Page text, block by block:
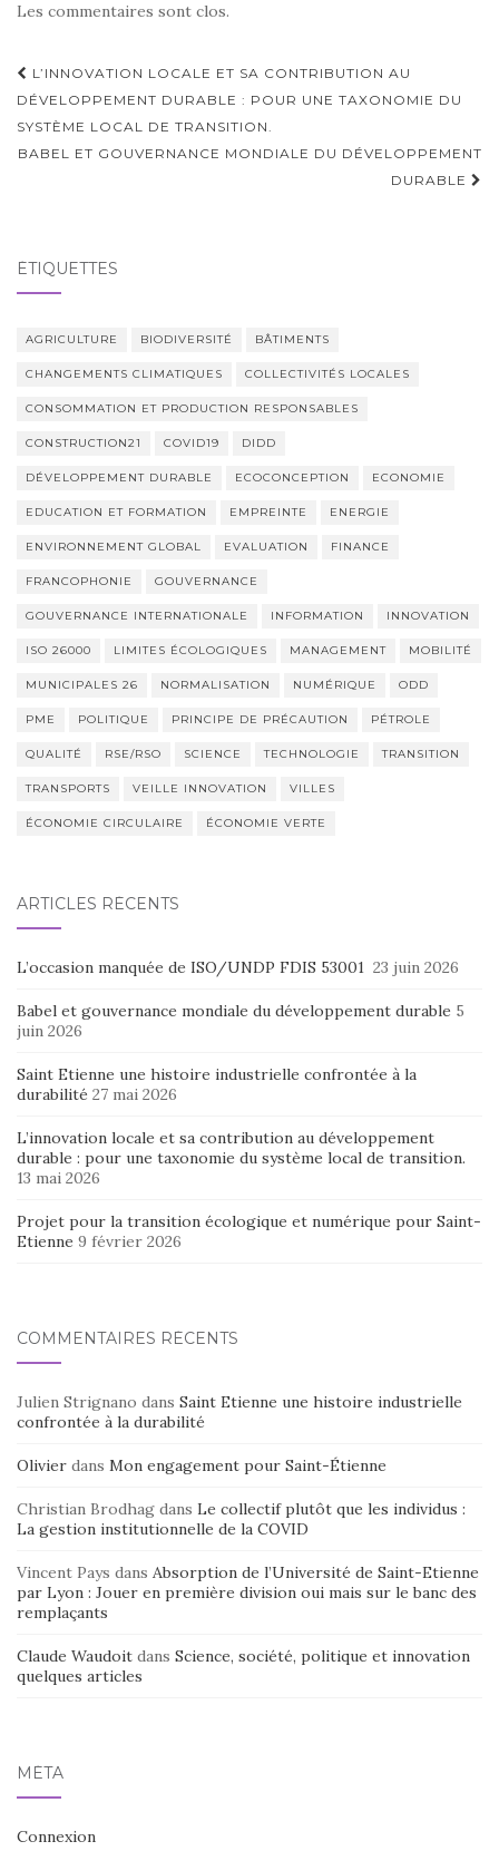
Les commentaires sont clos.
Navigation
d'article
L’INNOVATION LOCALE ET SA CONTRIBUTION AU
DÉVELOPPEMENT DURABLE : POUR UNE TAXONOMIE DU
SYSTÈME LOCAL DE TRANSITION.
BABEL ET GOUVERNANCE MONDIALE DU DÉVELOPPEMENT
DURABLE
ÉTIQUETTES
AGRICULTURE BIODIVERSITÉ BÂTIMENTS
CHANGEMENTS CLIMATIQUES COLLECTIVITÉS LOCALES
CONSOMMATION ET PRODUCTION RESPONSABLES
CONSTRUCTION21 COVID19 DIDD
DÉVELOPPEMENT DURABLE ECOCONCEPTION ECONOMIE
EDUCATION ET FORMATION EMPREINTE ENERGIE
ENVIRONNEMENT GLOBAL EVALUATION FINANCE
FRANCOPHONIE GOUVERNANCE
GOUVERNANCE INTERNATIONALE INFORMATION INNOVATION
ISO 26000 LIMITES ÉCOLOGIQUES MANAGEMENT MOBILITÉ
MUNICIPALES 26 NORMALISATION NUMÉRIQUE ODD
PME POLITIQUE PRINCIPE DE PRÉCAUTION PÉTROLE
QUALITÉ RSE/RSO SCIENCE TECHNOLOGIE TRANSITION
TRANSPORTS VEILLE INNOVATION VILLES
ÉCONOMIE CIRCULAIRE ÉCONOMIE VERTE
ARTICLES RÉCENTS
L’occasion manquée de ISO/UNDP FDIS 53001 23 juin 2026
Babel et gouvernance mondiale du développement durable 5
juin 2026
Saint Etienne une histoire industrielle confrontée à la
durabilité 27 mai 2026
L’innovation locale et sa contribution au développement
durable : pour une taxonomie du système local de transition.
13 mai 2026
Projet pour la transition écologique et numérique pour Saint-
Etienne 9 février 2026
COMMENTAIRES RÉCENTS
Julien Strignano dans Saint Etienne une histoire industrielle
confrontée à la durabilité
Olivier dans Mon engagement pour Saint-Étienne
Christian Brodhag dans Le collectif plutôt que les individus :
La gestion institutionnelle de la COVID
Vincent Pays dans Absorption de l’Université de Saint-Etienne
par Lyon : Jouer en première division oui mais sur le banc des
remplaçants
Claude Waudoit dans Science, société, politique et innovation
quelques articles
MÉTA
Connexion